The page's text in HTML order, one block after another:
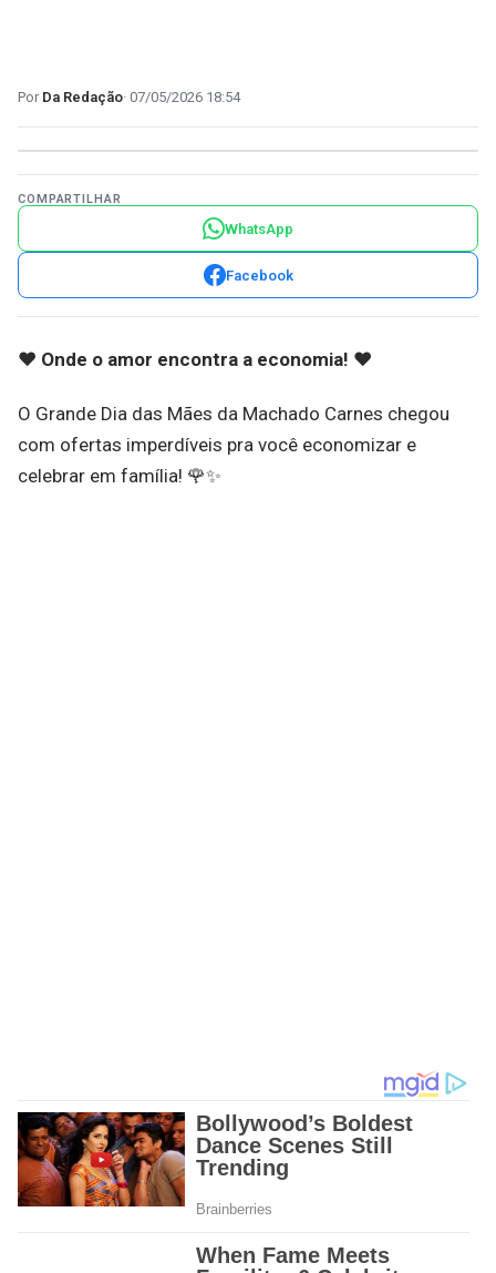
Da Redação 07/05/2026 18:54
COMPARTILHAR
WhatsApp
Facebook
❤️ Onde o amor encontra a economia! ❤️
O Grande Dia das Mães da Machado Carnes chegou
com ofertas imperdíveis pra você economizar e
celebrar em família! 🌹✨